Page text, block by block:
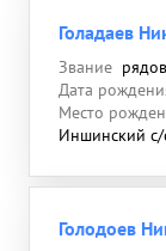
Голадаев
Звание
Дата
Место
Иншинский
Голодоев